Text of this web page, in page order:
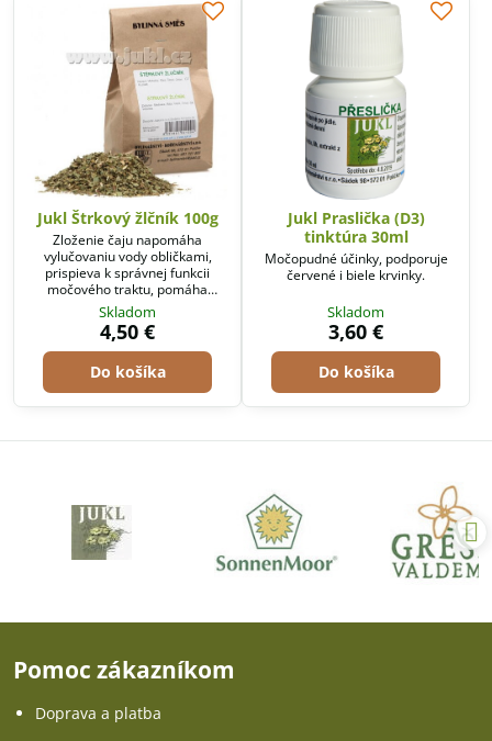
Jukl Štrkový žlčník 100g
Zloženie čaju napomáha
vylučovaniu vody obličkami,
prispieva k správnej funkcii
močového traktu, pomáha
činnosti pečene. Čaj doplňte o
tinktúru Zemedym a
Lomikameň, LEMISON a PITNÚ
rašelinu! A dietka !!
Skladom
4,50 €
Do košíka
Jukl Praslička (D3)
tinktúra 30ml
Močopudné účinky, podporuje
červené i biele krvinky.
Skladom
3,60 €
Do košíka
Pomoc zákazníkom
Doprava a platba